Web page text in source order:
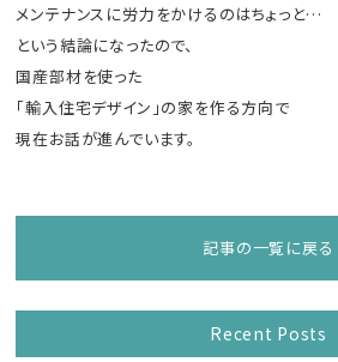
メンテナンスに労力をかけるのはちょっと…
という結論になったので、
国産部材を使った
「輸入住宅デザイン」の家を作る方向で
現在お話が進んでいます。
記事の一覧に戻る
Recent Posts